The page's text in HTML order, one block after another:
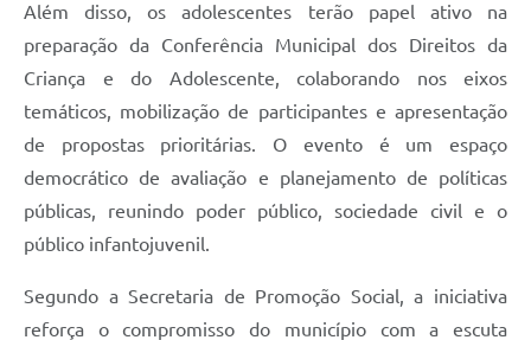
Além disso, os adolescentes terão papel ativo na
preparação da Conferência Municipal dos Direitos da
Criança e do Adolescente, colaborando nos eixos
temáticos, mobilização de participantes e apresentação
de propostas prioritárias. O evento é um espaço
democrático de avaliação e planejamento de políticas
públicas, reunindo poder público, sociedade civil e o
público infantojuvenil.
Segundo a Secretaria de Promoção Social, a iniciativa
reforça o compromisso do município com a escuta